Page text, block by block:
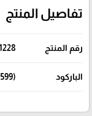
تفاصيل المنتج
رقم المنتج
الباركود (101599)